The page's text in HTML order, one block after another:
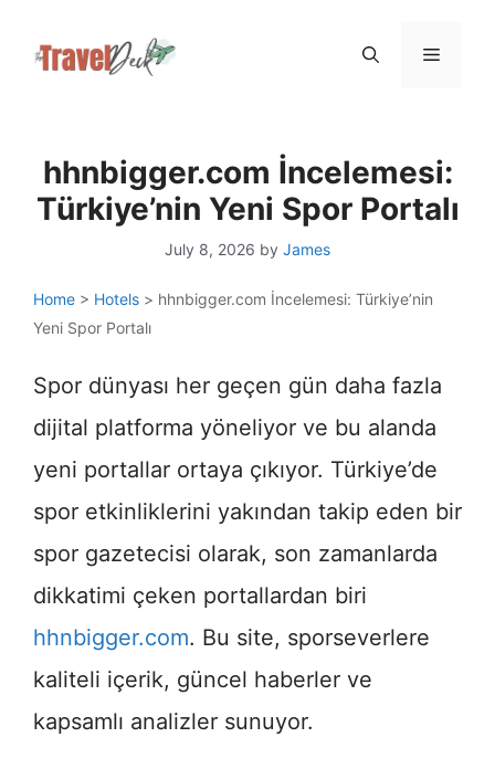
Menu
hhnbigger.com İncelemesi:
Türkiye’nin Yeni Spor Portalı
July 8, 2026 by James
Home > Hotels > hhnbigger.com İncelemesi: Türkiye’nin
Yeni Spor Portalı
Spor dünyası her geçen gün daha fazla
dijital platforma yöneliyor ve bu alanda
yeni portallar ortaya çıkıyor. Türkiye’de
spor etkinliklerini yakından takip eden bir
spor gazetecisi olarak, son zamanlarda
dikkatimi çeken portallardan biri
hhnbigger.com. Bu site, sporseverlere
kaliteli içerik, güncel haberler ve
kapsamlı analizler sunuyor.